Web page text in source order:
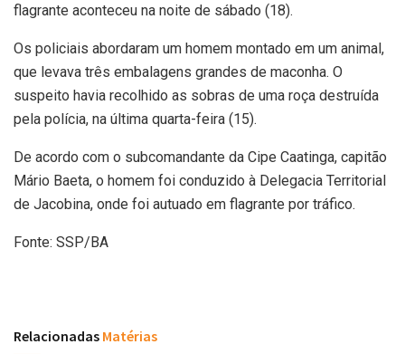
flagrante aconteceu na noite de sábado (18).
Os policiais abordaram um homem montado em um animal,
que levava três embalagens grandes de maconha. O
suspeito havia recolhido as sobras de uma roça destruída
pela polícia, na última quarta-feira (15).
De acordo com o subcomandante da Cipe Caatinga, capitão
Mário Baeta, o homem foi conduzido à Delegacia Territorial
de Jacobina, onde foi autuado em flagrante por tráfico.
Fonte: SSP/BA
Relacionadas Matérias